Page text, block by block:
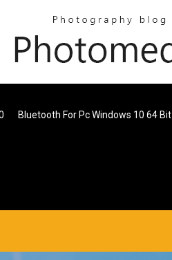
Bluetooth For Pc Windows 10 64 Bit